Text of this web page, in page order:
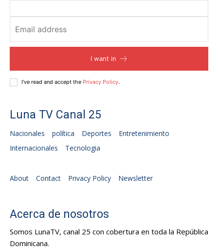
I want in
I've read and accept the Privacy Policy.
Luna TV Canal 25
Nacionales política Deportes
Entretenimiento
Internacionales
Tecnologia
About Contact Privacy Policy Newsletter
Acerca de nosotros
Somos LunaTV, canal 25 con cobertura en toda la República
Dominicana.